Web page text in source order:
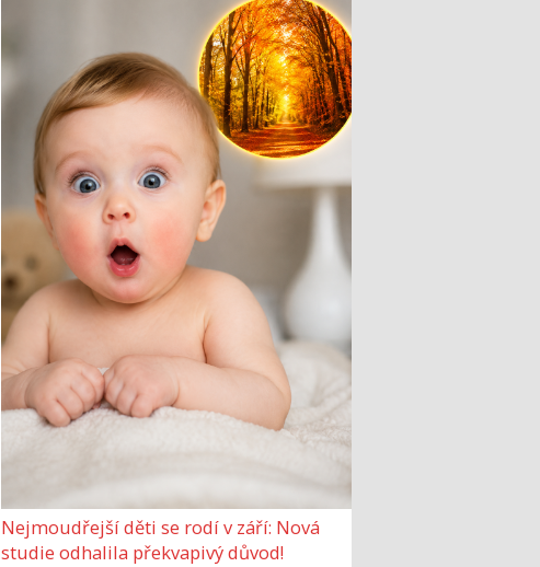
Nejmoudřejší děti se rodí v září: Nová
studie odhalila překvapivý důvod!